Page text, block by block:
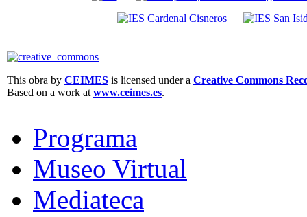
This obra by CEIMES is licensed under a Creative Commons
Based on a work at www.ceimes.es.
Programa
Museo Virtual
Mediateca